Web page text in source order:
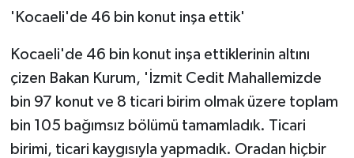
'Kocaeli'de 46 bin konut inşa ettik'
Kocaeli'de 46 bin konut inşa ettiklerinin altını
çizen Bakan Kurum, 'İzmit Cedit Mahallemizde
bin 97 konut ve 8 ticari birim olmak üzere toplam
bin 105 bağımsız bölümü tamamladık. Ticari
birimi, ticari kaygısıyla yapmadık. Oradan hiçbir